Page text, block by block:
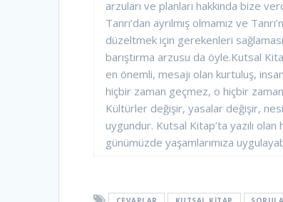
arzuları ve planları hakkında bize
Tanrı’dan ayrılmış olmamız ve
düzeltmek için gerekenleri
barıştırma arzusu da öyle.Kutsal
en önemli, mesajı olan kurtuluş,
hiçbir zaman geçmez, o hiçbir
Kültürler değişir, yasalar değişir,
uygundur. Kutsal Kitap’ta yazılı
günümüzde yaşamlarımıza